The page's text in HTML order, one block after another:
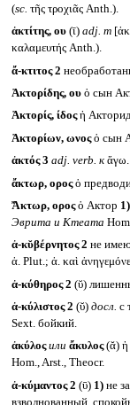
(sc. τῆς τροχιᾶς Anth.).
ἀκτίτης, ου(ῑ) adj. m
καλαμευτής Anth.).
ἄ-κτιτος 2
Ἀκτορίδης, ουὁ сын
Ἀκτορίς, ίδοςἡ
Ἀκτορίων, ωνοςὁ сын
ἀκτός 3 adj. verb. кἄγω.
ἄκτωρ, οροςὁ
Ἄκτωρ, οροςὁ Актор 1)
Эврита и Ктеата
ἀ-κῠβέρνητος 2 не
ἀ. Plut.; ἀ. καὶ
ἀ-κύθηρος 2 (ῠ)
ἀ-κύλιστος 2 (ῠ) досл. с
Sext. бойкий.
ἀκύλοςили ἄκυλος(ᾰ) ἡ
Hom., Arst., Theocr.
ἀ-κύμαντος 2 (ῡ) 1)не
взволнованный,